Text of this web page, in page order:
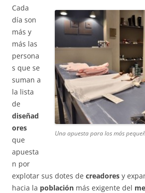
Una apuesta para los más
Cada
día son
más y
más las
persona
s que se
suman a
la lista
de
diseñad
ores
que
apuesta
n por
explotar sus dotes de creadores y
hacia la población más exigente del